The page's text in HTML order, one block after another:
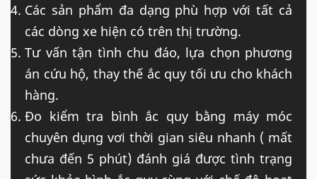
Các sản phẩm đa dạng phù hợp với tất cả
các dòng xe hiện có trên thị trường.
Tư vấn tận tình chu đáo, lựa chọn phương
án cứu hộ, thay thế ắc quy tối ưu cho khách
hàng.
Đo kiểm tra bình ắc quy bằng máy móc
chuyên dụng vơi thời gian siêu nhanh ( mất
chưa đến 5 phút) đánh giá được tình trạng